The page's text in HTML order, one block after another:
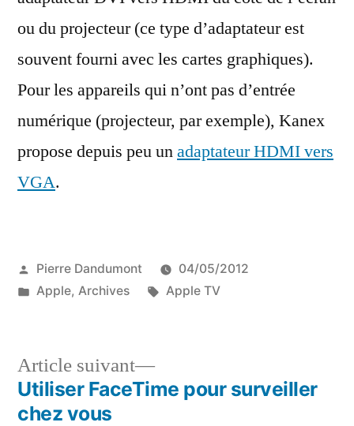
ou du projecteur (ce type d’adaptateur est
souvent fourni avec les cartes graphiques).
Pour les appareils qui n’ont pas d’entrée
numérique (projecteur, par exemple), Kanex
propose depuis peu unadaptateur HDMI vers
VGA.
Publié
par
Pierre Dandumont
04/05/2012
Publié
Apple, Archives Étiquettes :
Apple TV
Navigation
Article suivant
Article
suivant :
Utiliser FaceTime pour surveiller
chez vous